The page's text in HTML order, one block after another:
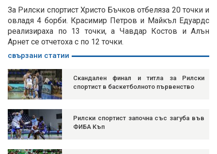
За Рилски спортист Христо Бъчков отбеляза 20 точки и
овладя 4 борби. Красимир Петров и Майкъл Едуардс
реализираха по 13 точки, а Чавдар Костов и Алън
Арнет се отчетоха с по 12 точки.
свързани статии
Скандален финал и титла за Рилски
спортист в баскетболното първенство
Рилски спортист започна със загуба във
ФИБА Къп